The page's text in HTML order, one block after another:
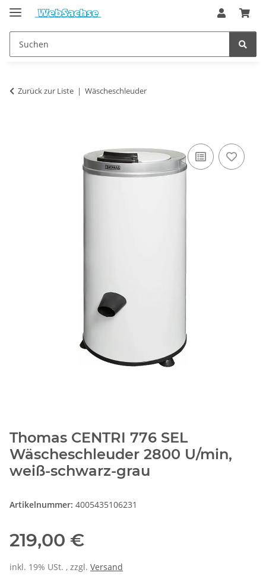
Zurück zur Liste Wäscheschleuder
Thomas CENTRI 776 SEL
Wäscheschleuder 2800 U/min,
weiß-schwarz-grau
Artikelnummer: 4005435106231
219,00 €
inkl. 19% USt. , zzgl. Versand